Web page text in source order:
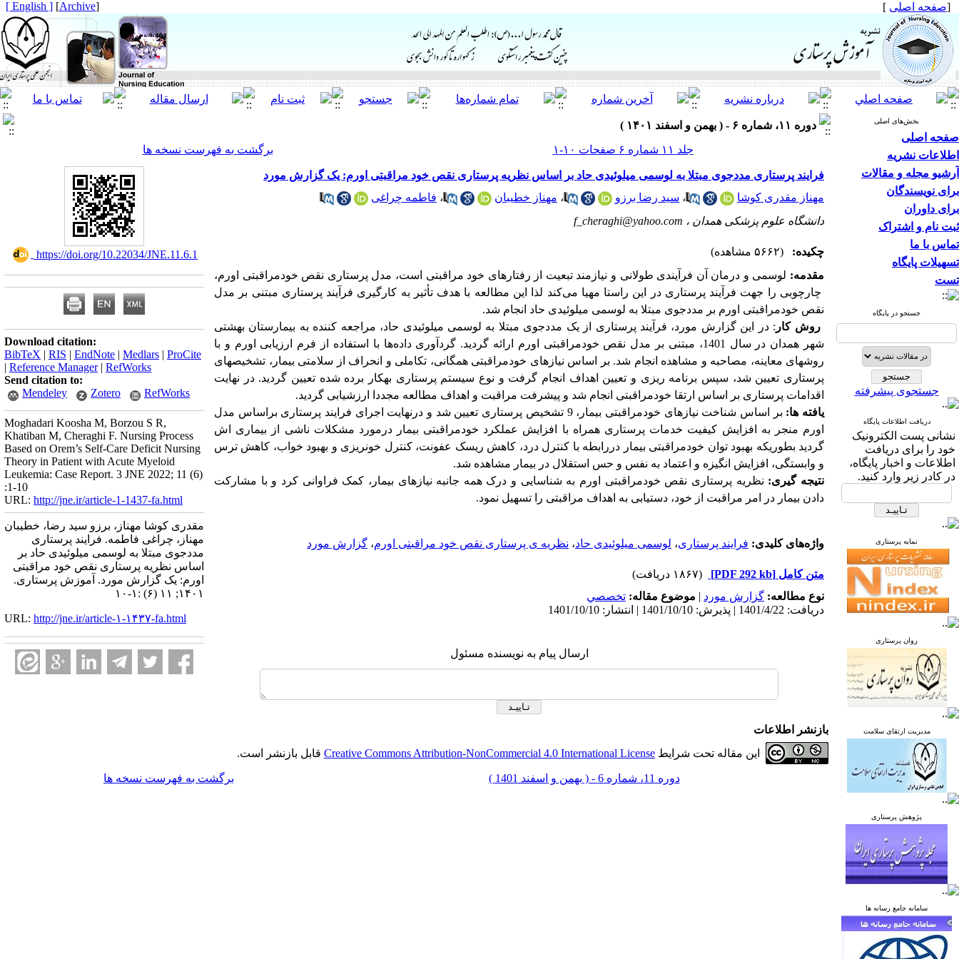
[صفحه اصلی ]
[
Archive
]
[ English ]
بخش‌های اصلی
صفحه اصلی
اطلاعات نشریه
آرشیو مجله و مقالات
برای نویسندگان
برای داوران
ثبت نام و اشتراک
تماس با ما
تسهیلات پایگاه
تست
جستجو در پایگاه
جستجوی پیشرفته
دریافت اطلاعات پایگاه
نشانی پست الکترونیک
خود را برای دریافت
اطلاعات و اخبار پایگاه،
در کادر زیر وارد کنید.
نمایه پرستاری
روان پرستاری
مدیریت ارتقای سلامت
پژوهش پرستاری
سامانه جامع رسانه ها
دوره ۱۱، شماره ۶ - ( بهمن و اسفند ۱۴۰۱ )
جلد ۱۱ شماره ۶ صفحات ۱۰-۱
برگشت به فهرست نسخه ها
فرایند پرستاری مددجوی مبتلا به لوسمی میلوئیدی حاد بر اساس نظریه پرستاری نقص خود مراقبتی اورم: یک گزارش مورد
مهناز مقدری کوشا
، سید رضا برزو ، مهناز خطیبان ، فاطمه چراغی
دانشگاه علوم پزشکی همدان ، f_cheraghi@yahoo.com
چکیده:
(۵۶۶۲ مشاهده)
مقدمه: لوسمی و درمان آن فرآیندی طولانی و نیازمند تبعیت از رفتارهای خود مراقبتی است، مدل‌ پرستاری نقص خودمراقبتی اورم،
چارچوبی را جهت فرآیند پرستاری در این راستا مهیا می‌کند لذا این مطالعه با هدف تأثیر به کارگیری فرآیند پرستاری مبتنی بر مدل
نقص خودمراقبتی اورم بر مددجوی مبتلا به لوسمی میلوئیدی حاد انجام شد.
روش کار : در این گزارش مورد، فرآیند پرستاری از یک مددجوی مبتلا به لوسمی میلوئیدی حاد، مراجعه کننده به بیمارستان بهشتی
شهر همدان در سال 1401، مبتنی بر مدل نقص خودمراقبتی اورم ارائه گردید. گردآوری داده‌ها با استفاده از فرم ارزیابی اورم و با
روشهای معاینه، مصاحبه و مشاهده انجام شد. بر اساس نیازهای خودمراقبتی همگانی، تکاملی و انحراف از سلامتی بیمار، تشخیص­های
پرستاری تعیین شد، سپس برنامه ریزی و تعیین اهداف انجام گرفت و نوع سیستم پرستاری به­کار برده شده تعیین گردید. در نهایت
اقدامات پرستاری بر اساس ارتقا خودمراقبتی انجام شد و پیشرفت مراقبت و اهداف مطالعه مجددا ارزشیابی گردید.
یافته ها:
بر اساس شناخت نیازهای خودمراقبتی بیمار، 9 تشخیص پرستاری تعیین شد و درنهایت اجرای فرایند پرستاری براساس مدل
اورم منجر به افزایش کیفیت خدمات پرستاری همراه با افزایش عملکرد خودمراقبتی بیمار درمورد مشکلات ناشی از بیماری اش
گردید بطوریکه بهبود توان خودمراقبتی بیمار دررابطه با کنترل درد، کاهش ریسک عفونت، کنترل خونریزی و بهبود خواب، کاهش ترس
و وابستگی، افزایش انگیزه و اعتماد به نفس و حس استقلال در بیمار مشاهده شد.
نتیجه گیری: نظریه پرستاری نقص خودمراقبتی اورم به شناسایی و درک همه جانبه نیازهای بیمار، کمک فراوانی کرد و با مشارکت
دادن بیمار در امر مراقبت از خود، دستیابی به اهداف مراقبتی را تسهیل نمود.
واژه‌های کلیدی: فرایند پرستاری، لوسمی میلوئیدی حاد، نظریه ی پرستاری نقص خود مراقبتی اورم، گزارش مورد
متن کامل [PDF 292 kb]
(۱۸۶۷ دریافت)
نوع مطالعه: گزارش مورد | موضوع مقاله: تخصصي
دریافت: 1401/4/22 | پذیرش: 1401/10/10 | انتشار: 1401/10/10
ارسال پیام به نویسنده مسئول
‎ https://doi.org/10.22034/JNE.11.6.1
Download citation:
BibTeX | RIS | EndNote | Medlars | ProCite
| Reference Manager| RefWorks
Send citation to:
Mendeley
Zotero RefWorks
Moghadari Koosha M, Borzou S R,
Khatiban M, Cheraghi F. Nursing Process
Based on Orem’s Self-Care Deficit Nursing
Theory in Patient with Acute Myeloid
Leukemia: Case Report. 3 JNE 2022; 11 (6)
:1-10
URL: http://jne.ir/article-1-1437-fa.html
مقدری کوشا مهناز، برزو سید رضا، خطیبان
مهناز، چراغی فاطمه. فرایند پرستاری
مددجوی مبتلا به لوسمی میلوئیدی حاد بر
اساس نظریه پرستاری نقص خود مراقبتی
اورم: یک گزارش مورد. آموزش پرستاری.
۱۴۰۱; ۱۱ (۶) :۱-۱۰
URL: http://jne.ir/article-۱-۱۴۳۷-fa.html
بازنشر اطلاعات
این مقاله تحت شرایط Creative Commons Attribution-NonCommercial 4.0 International License قابل بازنشر است.
دوره 11، شماره 6 - ( بهمن و اسفند 1401 ) برگشت به فهرست نسخه ها